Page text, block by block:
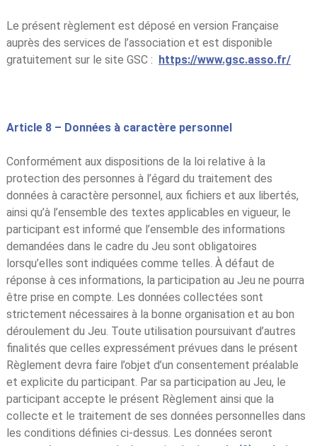
Le présent règlement est déposé en version Française
auprès des services de l’association et est disponible
gratuitement sur le site GSC : https://www.gsc.asso.fr/
Article 8 – Données à caractère personnel
Conformément aux dispositions de la loi relative à la
protection des personnes à l’égard du traitement des
données à caractère personnel, aux fichiers et aux libertés,
ainsi qu’à l’ensemble des textes applicables en vigueur, le
participant est informé que l’ensemble des informations
demandées dans le cadre du Jeu sont obligatoires
lorsqu’elles sont indiquées comme telles. À défaut de
réponse à ces informations, la participation au Jeu ne pourra
être prise en compte. Les données collectées sont
strictement nécessaires à la bonne organisation et au bon
déroulement du Jeu. Toute utilisation poursuivant d’autres
finalités que celles expressément prévues dans le présent
Règlement devra faire l’objet d’un consentement préalable
et explicite du participant. Par sa participation au Jeu, le
participant accepte le présent Règlement ainsi que la
collecte et le traitement de ses données personnelles dans
les conditions définies ci-dessus. Les données seront